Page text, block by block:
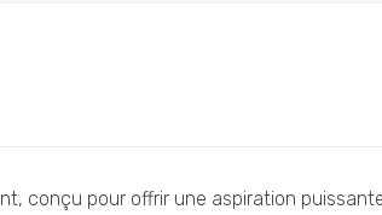
conçu pour offrir une aspiration